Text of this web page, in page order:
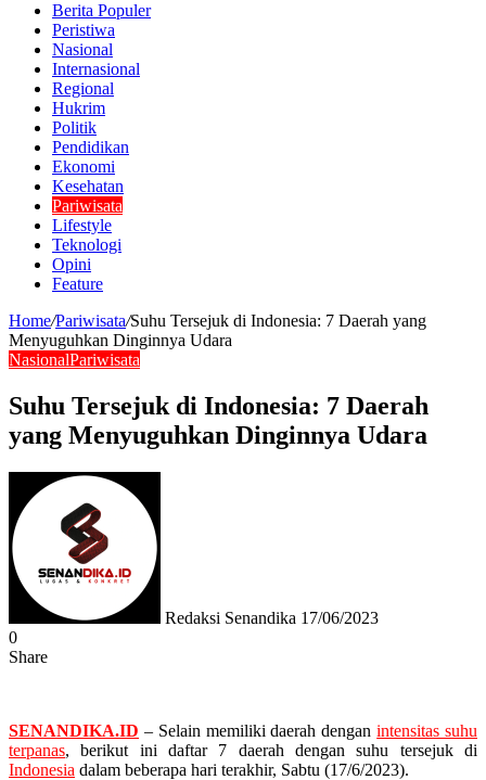
Berita Populer
Peristiwa
Nasional
Internasional
Regional
Hukrim
Politik
Pendidikan
Ekonomi
Kesehatan
Pariwisata
Lifestyle
Teknologi
Opini
Feature
Home/Pariwisata/Suhu Tersejuk di Indonesia: 7 Daerah yang
Menyuguhkan Dinginnya Udara
NasionalPariwisata
Suhu Tersejuk di Indonesia: 7 Daerah
yang Menyuguhkan Dinginnya Udara
Redaksi Senandika 17/06/2023
0
Share
SENANDIKA.ID – Selain memiliki daerah denganintensitas suhu
terpanas, berikut ini daftar 7 daerah dengan suhu tersejuk di
Indonesia dalam beberapa hari terakhir, Sabtu (17/6/2023).